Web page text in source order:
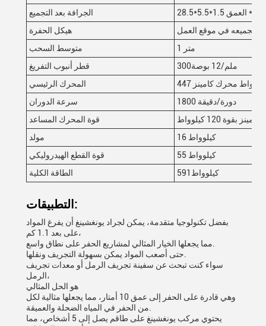
الجرافة بعد التجميع
العمق
هيكل الحفرة
تجميعه في موقع العمل
متوسط السحب
1 متر
قطر أنبوب التفريغ
300ملم/12 بوصة
المحرك الرئيسي
كيلو واط محرك كامينز
سرعة الدوران
1800 دورة/دقيقة
قوة المحرك المساعد
بقوة 120 كيلوواط
مولد
16 كيلوواط
قوة القطع الهيدروليكي
55 كيلوواط
الطاقة الكلية
591كيلوواط
التطبيقات:
بفضل تكنولوجيا متقدمة، يمكن لجراد يونغشينغ أن يفرغ المواد
على بعد 1.1 كم،
سواء كنت تبحث عن سفينة تجريف الرمل أو معدات تجريف
الرمل،
هو الحل المثالي
وهي قادرة على الحفر إلى عمق 10 أمتار، مما يجعلها مثالية لكل
يحتوي مركب يونغشينغ على طاقم يصل إلى 5 أشخاص، مما